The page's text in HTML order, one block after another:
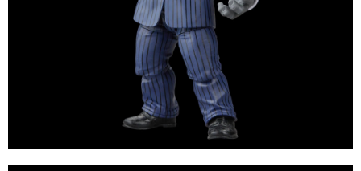
由本公司與您本人進行分期帳單所需資料之確認、核對及更正。
3.完整用戶服務條款，請詳閱以下連結：https://oppay.tw/userRule
每筆NT$120，滿NT$3,000(含以上)免運費
每筆NT$160，滿NT$3,000(含以上)免運費
東海門市自取，需自備購物袋取貨唷。